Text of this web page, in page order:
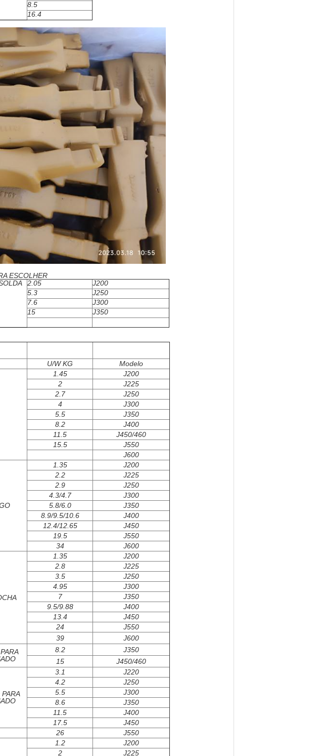
8.5
16.4
ESCOLHER
2.05
J200
5.3
J250
7.6
J300
15 J350
U/W KG
Modelo
1.45
J200
2
J225
2.7
J250
4
J300
5.5
J350
8.2
J400
11.5
J450/460
15.5
J550
J600
1.35
J200
2.2
J225
2.9
J250
4.3/4.7
J300
5.8/6.0
J350
8.9/9.5/10.6
J400
12.4/12.65
J450
19.5
J550
34
J600
1.35
J200
2.8
J225
3.5
J250
4.95
J300
7
J350
9.5/9.88
J400
13.4
J450
24
J550
39
J600
8.2
J350
15
J450/460
3.1
J220
4.2
J250
5.5
J300
8.6
J350
11.5
J400
17.5
J450
26
J550
1.2
J200
2 J225